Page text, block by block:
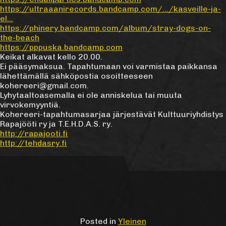
https://ultraaanirecords.bandcamp.com/…/kasveille-ja-
el…
https://phinery.bandcamp.com/album/stray-dogs-on-
the-beach
https://pppuska.bandcamp.com
Keikat alkavat kello 20.00.
Ei pääsymaksua. Tapahtumaan voi varmistaa paikkansa
lähettämällä sähköpostia osoitteeseen
kohereeri@gmail.com.
Lyhytaaltoasemalla ei ole anniskelua tai muuta
virvokemyyntiä.
Kohereeri-tapahtumasarjaa järjestävät Kulttuuriyhdistys
Rapajööti ry ja T.E.H.D.A.S. ry.
http://rapajooti.fi
http://tehdasry.fi
Posted in Yleinen